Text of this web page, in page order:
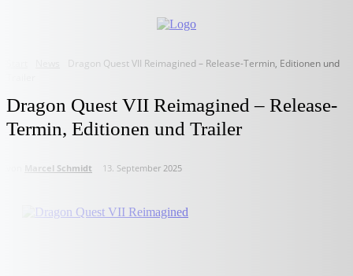
Dragon Quest VII Reimagined – Release-Termin, Editionen und
Dragon Quest VII Reimagined – Release-
Termin, Editionen und Trailer
Marcel Schmidt 13. September 2025